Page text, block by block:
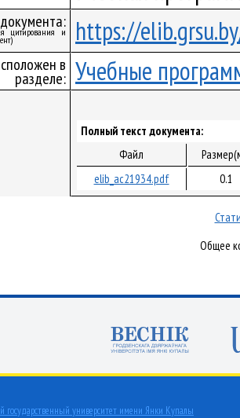
цитирования и https://
в
разделе: Учебные
Полный текст документа:
Файл
elib_ac21934.pdf
0.1
Общее
государственный университет имени Янки Купалы